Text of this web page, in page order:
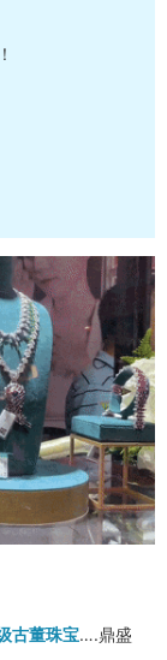
古董珠宝….鼎盛